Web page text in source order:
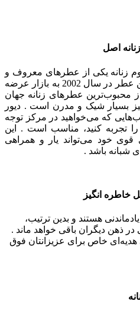
اصل
زنانه یکی از عطرهای معروف و
پرفروش شرکت دیور است . این عطر در سال 2002 به بازار عرضه
محبوب‌ترین عطرهای زنانه جهان
بسیار شیک و مدرن است . دیور
که می‌خواهید در مرکز توجه
را تجربه کنید، مناسب است . این
خود می‌تواند یار و همراهی
شبانه باشد .
خاطره انگیز
هستند و بدین ترتیب،
ذهن دیگران باقی خواهد ماند .
هدیه‌ای خاص برای عزیزانتان فوق